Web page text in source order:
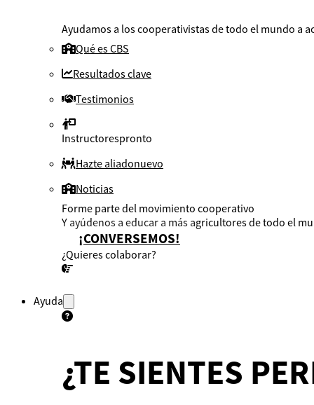
Ayudamos a los cooperativistas de todo el mundo a
Qué es CBS
Resultados clave
Testimonios
Instructorespronto
Hazte aliadonuevo
Noticias
Forme parte del movimiento cooperativo
Y ayúdenos a educar a más agricultores de todo el
¡CONVERSEMOS!
¿Quieres colaborar?
Ayuda
¿TE SIENTES